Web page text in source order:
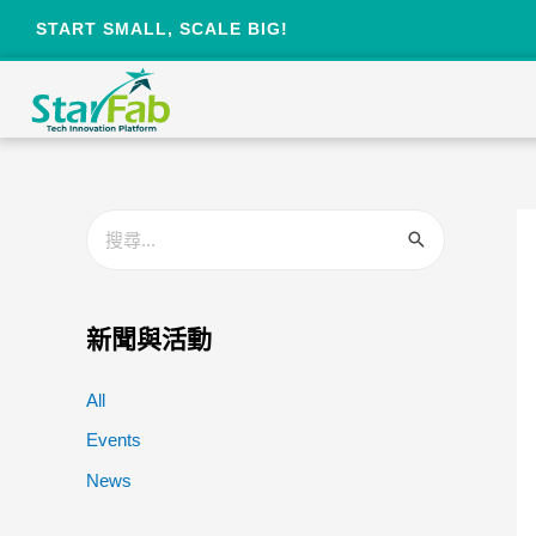
START SMALL, SCALE BIG!
新聞與活動
All
Events
News